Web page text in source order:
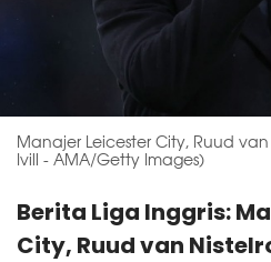
Manajer Leicester City, Ruud
Ivill - AMA/Getty Images)
Berita Liga Inggris:
City, Ruud van